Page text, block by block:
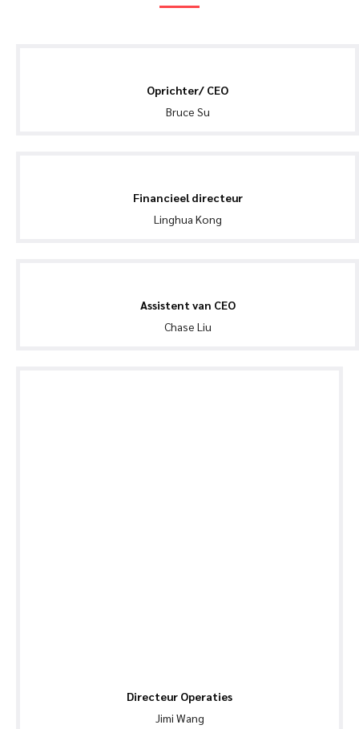
Oprichter/ CEO
Bruce Su
Financieel directeur
Linghua Kong
Assistent van CEO
Chase Liu